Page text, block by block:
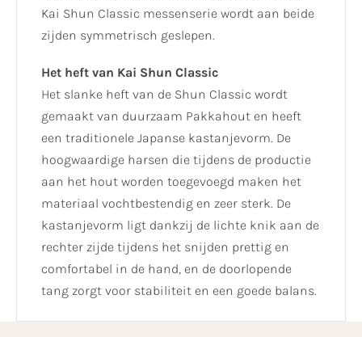
Kai Shun Classic messenserie wordt aan beide
zijden symmetrisch geslepen.
Het heft van Kai Shun Classic
Het slanke heft van de Shun Classic wordt
gemaakt van duurzaam Pakkahout en heeft
een traditionele Japanse kastanjevorm. De
hoogwaardige harsen die tijdens de productie
aan het hout worden toegevoegd maken het
materiaal vochtbestendig en zeer sterk. De
kastanjevorm ligt dankzij de lichte knik aan de
rechter zijde tijdens het snijden prettig en
comfortabel in de hand, en de doorlopende
tang zorgt voor stabiliteit en een goede balans.